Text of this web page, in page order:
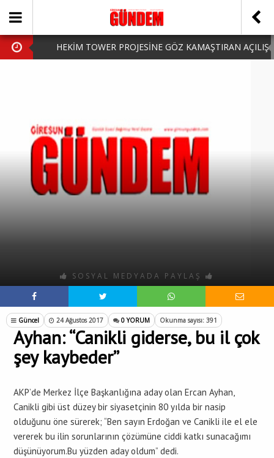
HEKİM TOWER PROJESİNE GÖZ KAMAŞTIRAN AÇILIŞ
HARUN CİCİ: VİDEOYU GÖRÜNCE GÖZLERİM DOLDU
SOSYAL MEDYADA PAYLAŞ
Güncel 24 Ağustos 2017 0 YORUM Okunma sayısı: 391
Ayhan: “Canikli giderse, bu il çok
şey kaybeder”
AKP’de Merkez İlçe Başkanlığına aday olan Ercan Ayhan,
Canikli gibi üst düzey bir siyasetçinin 80 yılda bir nasip
olduğunu öne sürerek; “Ben sayın Erdoğan ve Canikli ile el ele
vererek bu ilin sorunlarının çözümüne ciddi katkı sunacağımı
düşünüyorum.Bu yüzden aday oldum” dedi.